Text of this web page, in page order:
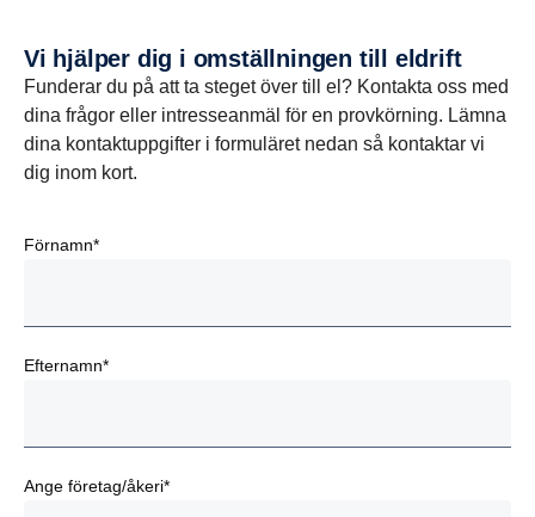
Vi hjälper dig i omställ­ningen till eldrift
Funderar du på att ta steget över till el? Kontakta oss med
dina frågor eller intresseanmäl för en provkörning. Lämna
dina kontaktuppgifter i formuläret nedan så kontaktar vi
dig inom kort.
Förnamn*
Efternamn*
Ange företag/åkeri*